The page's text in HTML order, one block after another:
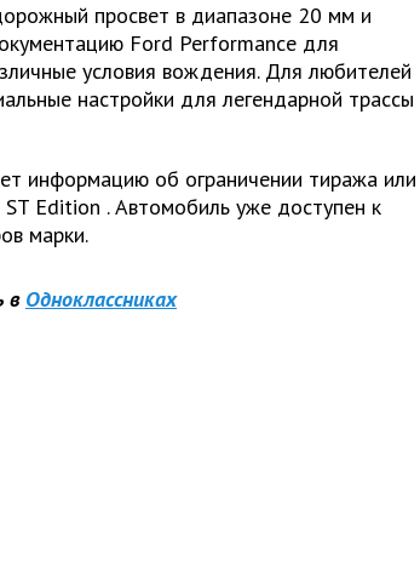
просвет в диапазоне 20 мм и
Ford Performance для
условия вождения. Для любителей
настройки для легендарной трассы
информацию об ограничении тиража или
ST Edition . Автомобиль уже доступен к
марки.
в Одноклассниках